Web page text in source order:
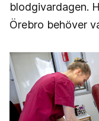
blodgivardagen.
Örebro behöver